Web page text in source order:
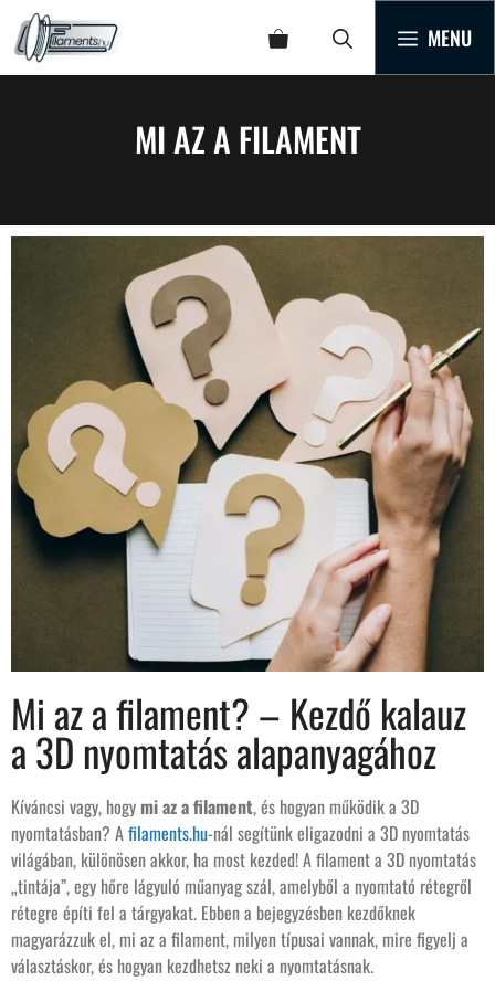
MENU
MI AZ A FILAMENT
Mi az a filament? – Kezdő kalauz
a 3D nyomtatás alapanyagához
Kíváncsi vagy, hogymi az a filament, és hogyan működik a 3D
nyomtatásban? Afilaments.hu-nál segítünk eligazodni a 3D nyomtatás
világában, különösen akkor, ha most kezded! A filament a 3D nyomtatás
„tintája”, egy hőre lágyuló műanyag szál, amelyből a nyomtató rétegről
rétegre építi fel a tárgyakat. Ebben a bejegyzésben kezdőknek
magyarázzuk el, mi az a filament, milyen típusai vannak, mire figyelj a
választáskor, és hogyan kezdhetsz neki a nyomtatásnak.